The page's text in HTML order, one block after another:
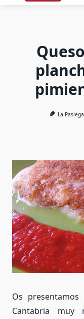
La
Os
Cantabria